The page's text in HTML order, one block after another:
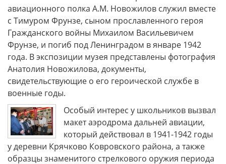
авиационного полка А.М. Новожилов служил вместе
с Тимуром Фрунзе, сыном прославленного героя
Гражданского войны Михаилом Васильевичем
Фрунзе, и погиб под Ленинградом в январе 1942
года. В экспозиции музея представлены фотография
Анатолия Новожилова, документы,
свидетельствующие о его героической службе в
военные годы.
Особый интерес у школьников вызвал
макет аэродрома дальней авиации,
который действовал в 1941-1942 годы
у деревни Крячково Ковровского района, а также
образцы знаменитого стрелкового оружия периода